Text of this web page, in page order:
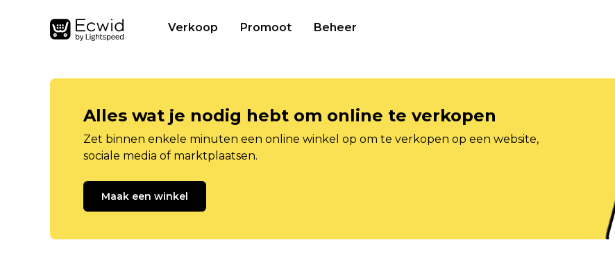
Verkoop Promoot Beheer
Alles wat je nodig hebt om online te verkopen
Zet binnen enkele minuten een online winkel op om te verkopen op een website,
sociale media of marktplaatsen.
Maak een winkel